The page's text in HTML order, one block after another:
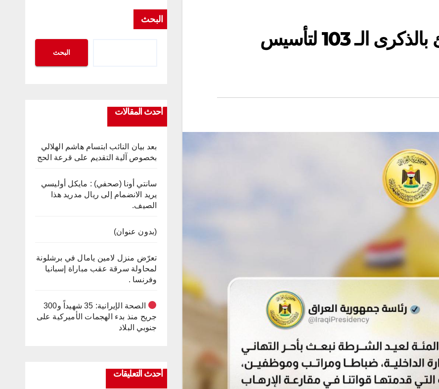
رئاسة الجمهورية تهنئ بالذكرى الـ 103 لتأسيس
البحث
البحث
أحدث المقالات
بعد بيان النائب ابتسام هاشم الهلالي
بخصوص آلية التقديم على قرعة الحج
سانتي أونا (صحفي) : مايكل أوليسي
يريد الانضمام إلى ريال مدريد هذا
الصيف.
(بدون عنوان)
تعرّض منزل لامين يامال في برشلونة
لمحاولة سرقة عقب مباراة إسبانيا
وفرنسا .
الصحة الإيرانية: 35 شهيداً و300
جريح منذ بدء الهجمات الأميركية على
جنوبي البلاد
أحدث التعليقات